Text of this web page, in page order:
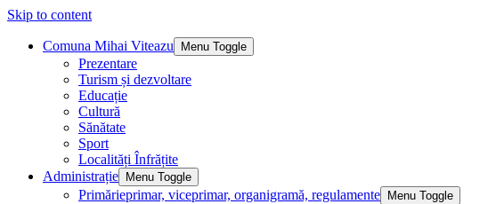
Skip to content
Comuna Mihai Viteazu Menu Toggle
Prezentare
Turism și dezvoltare
Educație
Cultură
Sănătate
Sport
Localități Înfrățite
Administrație
Menu Toggle
Primărieprimar, viceprimar, organigramă, regulamente Menu Toggle